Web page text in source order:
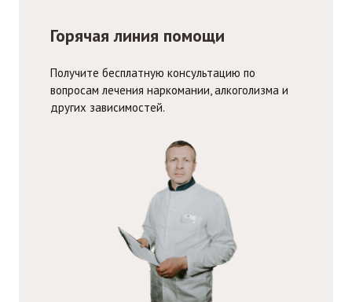
Горячая линия помощи
Получите бесплатную консультацию по
вопросам лечения наркомании, алкоголизма и
других зависимостей.